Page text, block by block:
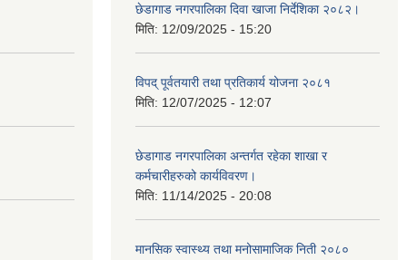
छेडागाड नगरपालिका दिवा खाजा निर्देशिका २०८२।
मिति: 12/09/2025 - 15:20
विपद् पूर्वतयारी तथा प्रतिकार्य योजना २०८१
मिति: 12/07/2025 - 12:07
छेडागाड नगरपालिका अन्तर्गत रहेका शाखा र
कर्मचारीहरुको कार्यविवरण।
मिति: 11/14/2025 - 20:08
मानसिक स्वास्थ्य तथा मनोसामाजिक निती २०८०